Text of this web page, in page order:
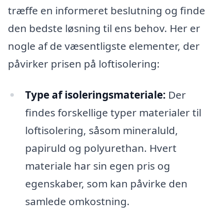
træffe en informeret beslutning og finde
den bedste løsning til ens behov. Her er
nogle af de væsentligste elementer, der
påvirker prisen på loftisolering:
Type af isoleringsmateriale: Der
findes forskellige typer materialer til
loftisolering, såsom mineraluld,
papiruld og polyurethan. Hvert
materiale har sin egen pris og
egenskaber, som kan påvirke den
samlede omkostning.